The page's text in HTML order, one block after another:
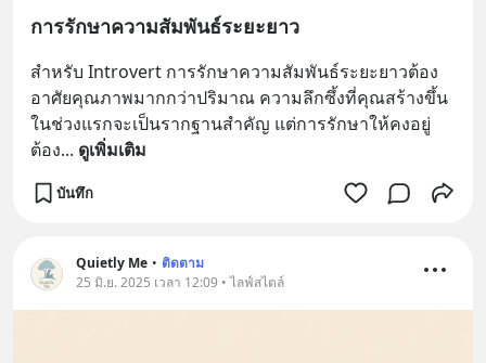
การรักษาความสัมพันธ์ระยะยาว
สำหรับ Introvert การรักษาความสัมพันธ์ระยะยาวต้อง
อาศัยคุณภาพมากกว่าปริมาณ ความลึกซึ้งที่คุณสร้างขึ้น
ในช่วงแรกจะเป็นรากฐานสำคัญ แต่การรักษาให้คงอยู่
ต้อง... ดูเพิ่มเติม
บันทึก
Quietly Me • ติดตาม
25 มิ.ย. 2025 เวลา 12:09 • ไลฟ์สไตล์